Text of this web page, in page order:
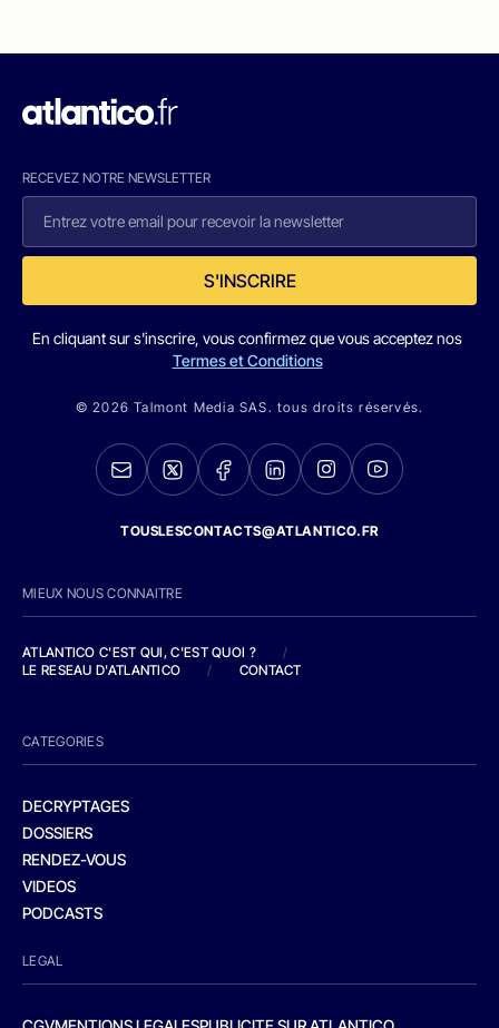
RECEVEZ NOTRE NEWSLETTER
S'INSCRIRE
En cliquant sur s'inscrire, vous confirmez que vous acceptez nos
Termes et Conditions
© 2026 Talmont Media SAS. tous droits réservés.
TOUSLESCONTACTS@ATLANTICO.FR
MIEUX NOUS CONNAITRE
ATLANTICO C'EST QUI, C'EST QUOI ?
/
LE RESEAU D'ATLANTICO
/ CONTACT
CATEGORIES
DECRYPTAGES
DOSSIERS
RENDEZ-VOUS
VIDEOS
PODCASTS
LEGAL